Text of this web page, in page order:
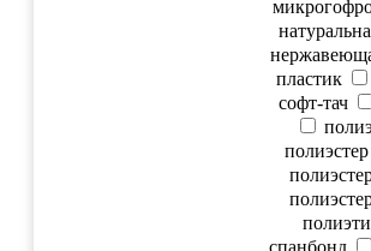
пластик
софт-тач
спанбонд